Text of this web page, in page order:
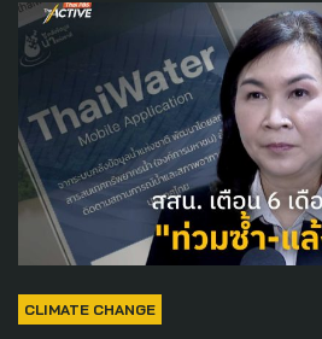
CLIMATE CHANGE